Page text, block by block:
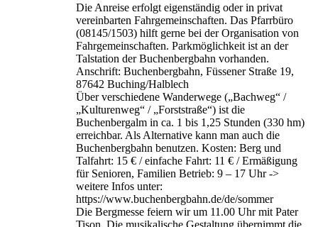
Die Anreise erfolgt eigenständig oder in privat
vereinbarten Fahrgemeinschaften. Das Pfarrbüro
(08145/1503) hilft gerne bei der Organisation von
Fahrgemeinschaften. Parkmöglichkeit ist an der
Talstation der Buchenbergbahn vorhanden.
Anschrift: Buchenbergbahn, Füssener Straße 19,
87642 Buching/Halblech
Über verschiedene Wanderwege („Bachweg“ /
„Kulturenweg“ / „Forststraße“) ist die
Buchenbergalm in ca. 1 bis 1,25 Stunden (330 hm)
erreichbar. Als Alternative kann man auch die
Buchenbergbahn benutzen. Kosten: Berg und
Talfahrt: 15 € / einfache Fahrt: 11 € / Ermäßigung
für Senioren, Familien Betrieb: 9 – 17 Uhr ->
weitere Infos unter:
https://www.buchenbergbahn.de/de/sommer
Die Bergmesse feiern wir um 11.00 Uhr mit Pater
Tison. Die musikalische Gestaltung übernimmt die